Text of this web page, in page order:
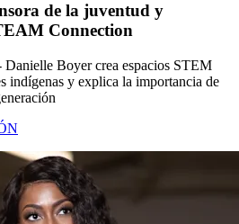
de la juventud y
Connection
Danielle Boyer crea espacios STEM
indígenas y explica la importancia de